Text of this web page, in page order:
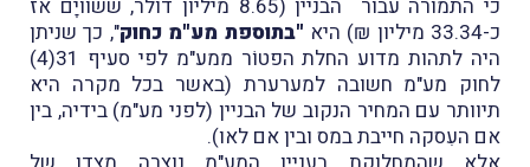
כי
התמורה עבור הבניין (8.65 מיליון דולר, ששוויָם אז
כ-33.34 מיליון
₪) היא "בתוספת מע"מ כחוק", כך שניתן
היה לתהות מדוע החלת הפטוֹר ממע"מ לפי סעיף 31(4)
לחוק מע"מ חשובה למערערת (באשר בכל מקרה היא
תיוותר עם המחיר הנקוב של הבניין (לפני מע"מ) בידיה, בין
אם העִסקה חייבת במס ובין אם לאו).